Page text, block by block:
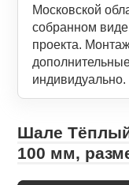
Московской
собранном
проекта.
индивидуально.
Шале
100 мм,